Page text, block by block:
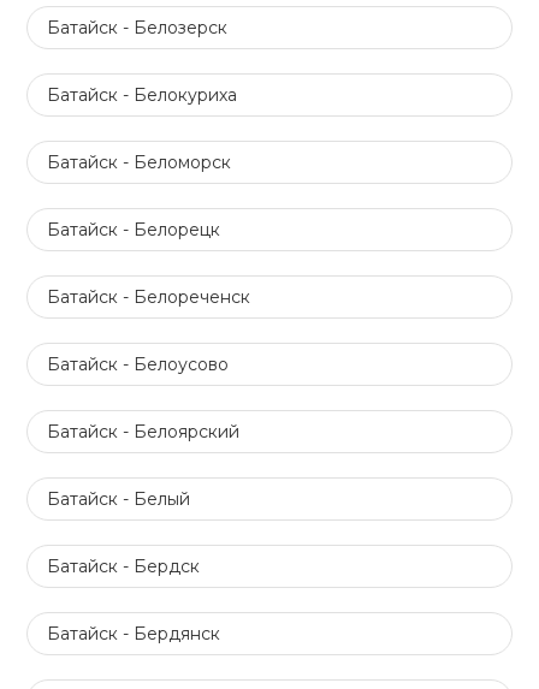
Батайск - Белозерск
Батайск - Белокуриха
Батайск - Беломорск
Батайск - Белорецк
Батайск - Белореченск
Батайск - Белоусово
Батайск - Белоярский
Батайск - Белый
Батайск - Бердск
Батайск - Бердянск